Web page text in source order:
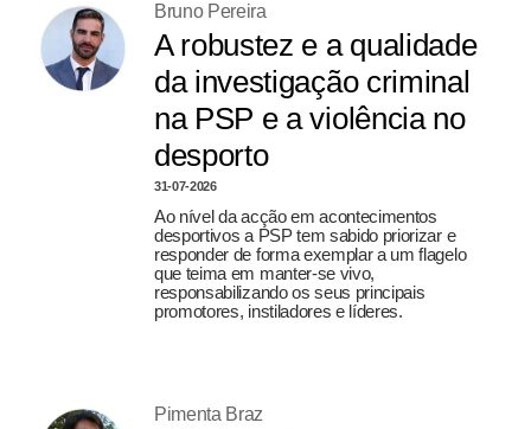
Bruno Pereira
A robustez e a qualidade
da investigação criminal
na PSP e a violência no
desporto
31-07-2026
Ao nível da acção em acontecimentos
desportivos a PSP tem sabido priorizar e
responder de forma exemplar a um flagelo
que teima em manter-se vivo,
responsabilizando os seus principais
promotores, instiladores e líderes.
Pimenta Braz